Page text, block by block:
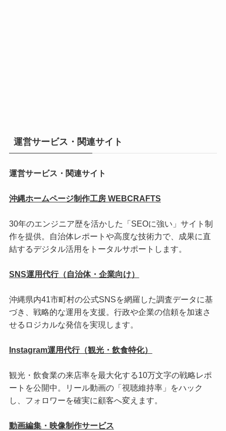
運営サービス・関連サイト
運営サービス・関連サイト
沖縄ホームページ制作工房 WEBCRAFTS
30年のエンジニア歴を活かした「SEOに強い」サイト制
作を提供。自治体レポートや高度な技術力で、成果に直
結するデジタル活用をトータルサポートします。
SNS運用代行（自治体・企業向け）
沖縄県内41市町村の公式SNSを網羅した調査データに基
づき、戦略的な運用を支援。行政や企業の信頼を加速さ
せるロジカルな発信を実現します。
Instagram運用代行（観光・飲食特化）
観光・飲食業の来店率を最大化する10万文字の戦略レポ
ートを公開中。リール動画の「視聴維持率」をハック
し、フォロワーを確実に顧客へ変えます。
動画編集・映像制作サービス